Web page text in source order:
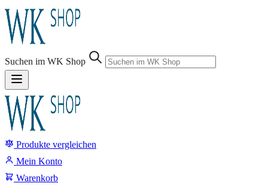
Navigation
Suchen im WK Shop
Produkte vergleichen
Suche
Mein Konto
Warenkorb